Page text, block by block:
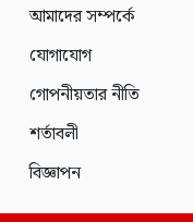
আমাদের সম্পর্কে
যোগাযোগ
গোপনীয়তার নীতি
শর্তাবলী
বিজ্ঞাপন